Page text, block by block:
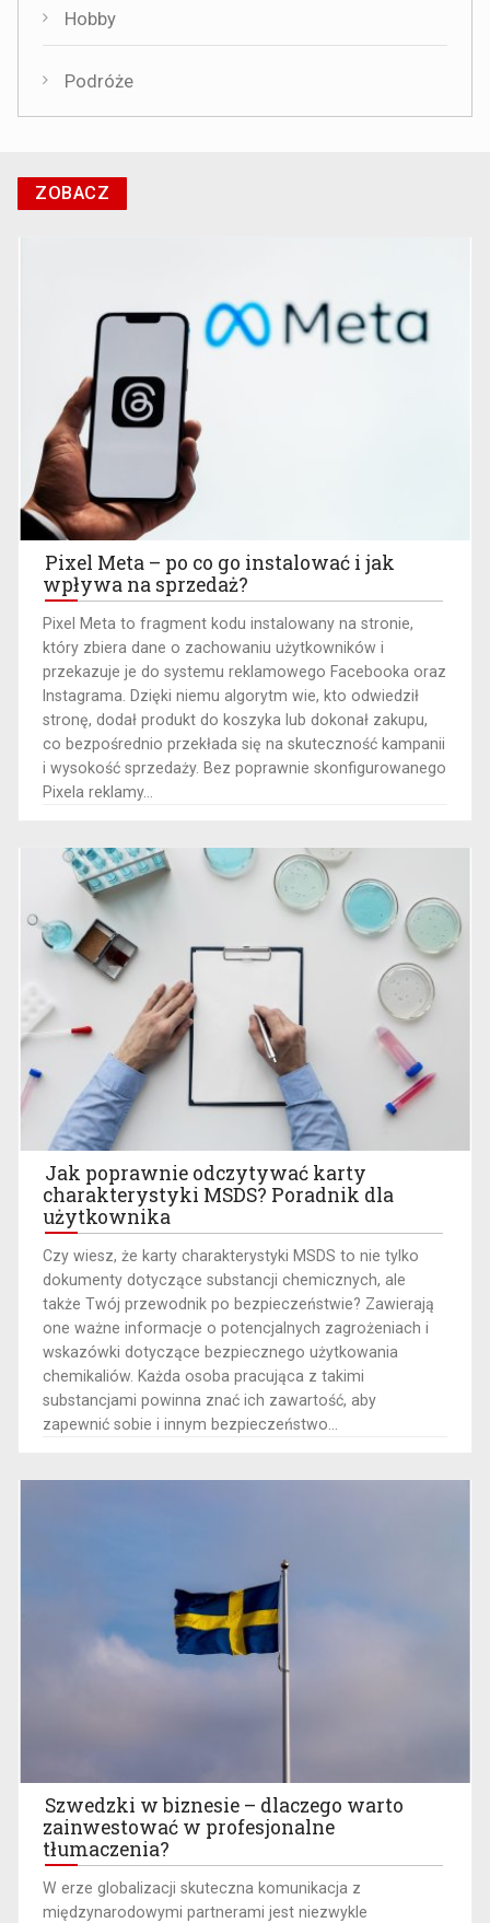
Hobby
Podróże
ZOBACZ
Pixel Meta – po co go instalować i jak
wpływa na sprzedaż?
Pixel Meta to fragment kodu instalowany na stronie,
który zbiera dane o zachowaniu użytkowników i
przekazuje je do systemu reklamowego Facebooka oraz
Instagrama. Dzięki niemu algorytm wie, kto odwiedził
stronę, dodał produkt do koszyka lub dokonał zakupu,
co bezpośrednio przekłada się na skuteczność kampanii
i wysokość sprzedaży. Bez poprawnie skonfigurowanego
Pixela reklamy...
Jak poprawnie odczytywać karty
charakterystyki MSDS? Poradnik dla
użytkownika
​Czy wiesz, że karty charakterystyki MSDS to nie tylko
dokumenty dotyczące substancji chemicznych, ale
także Twój przewodnik po bezpieczeństwie? Zawierają
one ważne informacje o potencjalnych zagrożeniach i
wskazówki dotyczące bezpiecznego użytkowania
chemikaliów. Każda osoba pracująca z takimi
substancjami powinna znać ich zawartość, aby
zapewnić sobie i innym bezpieczeństwo...
Szwedzki w biznesie – dlaczego warto
zainwestować w profesjonalne
tłumaczenia?
W erze globalizacji skuteczna komunikacja z
międzynarodowymi partnerami jest niezwykle